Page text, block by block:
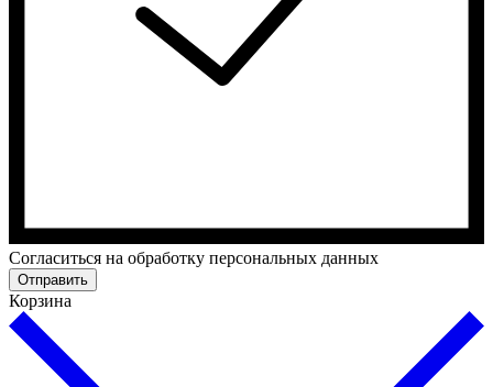
Cогласиться на обработку персональных данных
Отправить
Корзина